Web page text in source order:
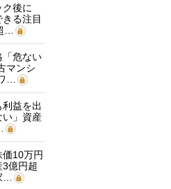
ク後に
きる注目
…
「危ない
マンシ
…
利益を出
い」資産
価10万円
3億円超